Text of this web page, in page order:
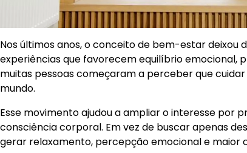
Nos últimos anos, o conceito de bem-estar deixou
experiências que favorecem equilíbrio emocional,
muitas pessoas começaram a perceber que
mundo.
Esse movimento ajudou a ampliar o interesse por
consciência corporal. Em vez de buscar apenas
gerar relaxamento, percepção emocional e maior